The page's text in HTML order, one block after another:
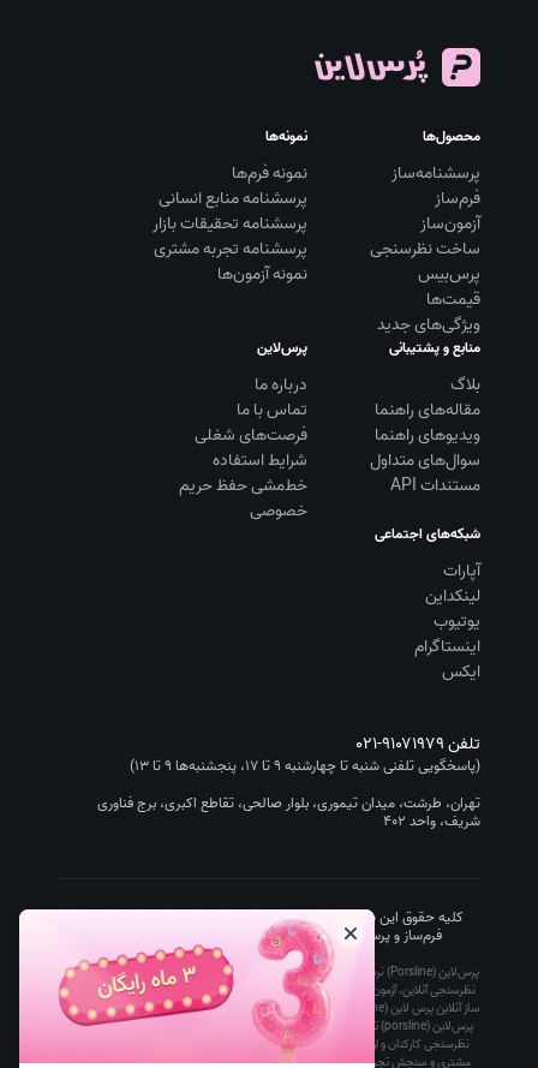
محصول‌ها
پرسشنامه‌ساز
فرم‌ساز
آزمون‌ساز
ساخت نظرسنجی
پرس‌بیس
قیمت‌ها
ویژگی‌های جدید
نمونه‌ها
نمونه فرم‌ها
پرسشنامه منابع انسانی
پرسشنامه تحقیقات بازار
پرسشنامه تجربه مشتری
نمونه آزمون‌ها
منابع و پشتیبانی
بلاگ
مقاله‌های راهنما
ویديوهای راهنما
سوال‌های متداول
مستندات API
پرس‌لاین
درباره ما
تماس با ما
فرصت‌های شغلی
شرایط استفاده
خط‌مشی حفظ حریم
خصوصی
شبکه‌های اجتماعی
آپارات
لینکداین
یوتیوب
اینستاگرام
ایکس
تلفن۰۲۱-۹۱۰۷۱۹۷۹
(پاسخگویی تلفنی شنبه تا چهارشنبه ۹ تا ۱۷، پنجشنبه‌ها ۹ تا ۱۳)
تهران، طرشت، میدان تیموری، بلوار صالحی، تقاطع اکبری، برج فناوری
شریف، واحد ۴۰۲
کلیه حقوق این سایت متعلق به شرکت سیستم گستر چیستا (نرم افزار
فرم‌ساز و پرسشنامه‌ساز پرس‌لاین/Porsline) است.
پرس‌لاین (Porsline) نرم افزار فرم ساز آنلاین رایگان تحت وب است که ساخت پرسشنامه آنلاین،
نظرسنجی آنلاین، آزمون آنلاین و فرم آنلاین را برای کاربران ساده، سریع و ارزان کرده است. آزمون
ساز آنلاین پرس لاین (porsline) توسط معلمان، دانشگاه ها و مدارس، پرسشنامه ساز و فرم ساز
پرس‌لاین (porsline) توسط مدیران بازاریابی و تحقیقات بازار، مدیران منابع انسانی برای انجام
نظرسنجی کارکنان و ارزیابی عملکرد منابع انسانی، مدیران مشتری برای انجام رضایت سنجی
مشتری و سنجش تجربه مشتری، مدیران استارت آپ ها، مدیران IT و مدیران عامل استفاده